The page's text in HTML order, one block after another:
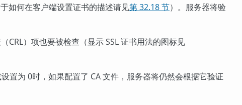
如何在客户端设置证书的描述请见第 32.18 节）。服务器将验
CRL）项也要被检查（显示 SSL 证书用法的图标见
置为 0时，如果配置了 CA 文件，服务器将仍然会根据它验证